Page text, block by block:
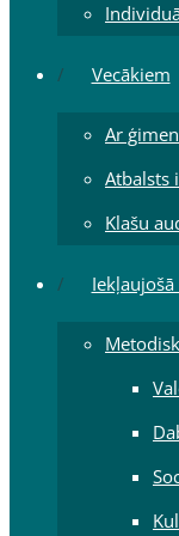
Vecākiem
Ar
Atbalsts
Klašu